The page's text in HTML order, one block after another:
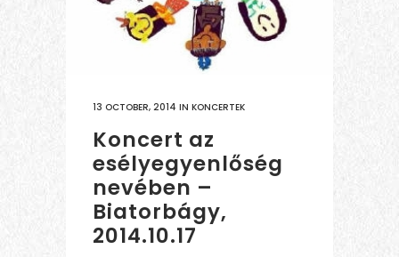
13 OCTOBER, 2014 IN KONCERTEK
Koncert az
esélyegyenlőség
nevében –
Biatorbágy,
2014.10.17